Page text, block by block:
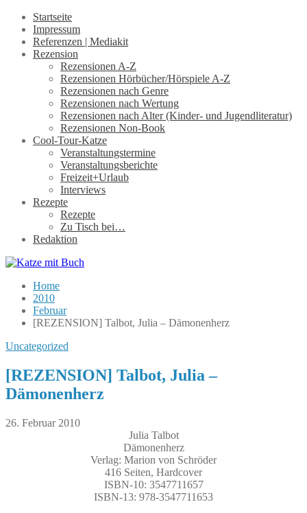
Startseite
Impressum
Referenzen | Mediakit
Rezension
Rezensionen A-Z
Rezensionen Hörbücher/Hörspiele A-Z
Rezensionen nach Genre
Rezensionen nach Wertung
Rezensionen nach Alter (Kinder- und Jugendliteratur)
Rezensionen Non-Book
Cool-Tour-Katze
Veranstaltungstermine
Veranstaltungsberichte
Freizeit+Urlaub
Interviews
Rezepte
Rezepte
Zu Tisch bei…
Redaktion
Home
2010
Februar
[REZENSION] Talbot, Julia – Dämonenherz
Uncategorized
[REZENSION] Talbot, Julia –
Dämonenherz
26. Februar 2010
Julia Talbot
Dämonenherz
Verlag: Marion von Schröder
416 Seiten, Hardcover
ISBN-10: 3547711657
ISBN-13: 978-3547711653